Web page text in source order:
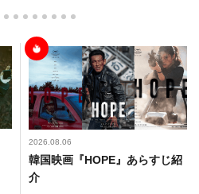
2026.08.06
韓国映画『HOPE』あらすじ紹
介